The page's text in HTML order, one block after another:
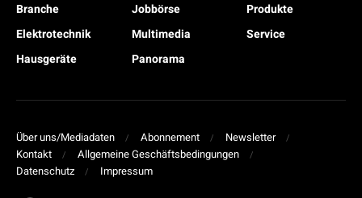
Branche
Elektrotechnik
Hausgeräte
Jobbörse
Multimedia
Panorama
Produkte
Service
Über uns/Mediadaten Abonnement
Newsletter
Kontakt
Allgemeine Geschäftsbedingungen
Datenschutz
Impressum